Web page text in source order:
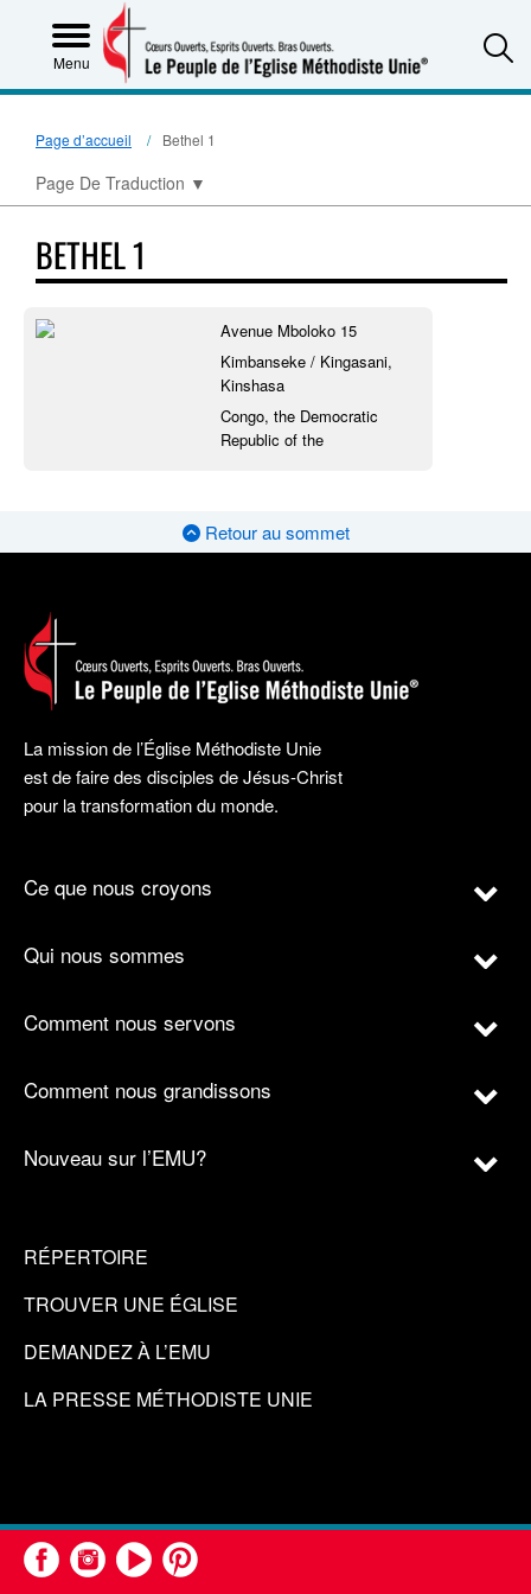
Menu
Page d’accueil Bethel 1
Page De Traduction ▼
BETHEL 1
Avenue Mboloko 15
Kimbanseke / Kingasani,
Kinshasa
Congo, the Democratic
Republic of the
Retour au sommet
La mission de l’Église Méthodiste Unie
est de faire des disciples de Jésus-Christ
pour la transformation du monde.
Ce que nous croyons
Qui nous sommes
Comment nous servons
Comment nous grandissons
Nouveau sur l’EMU?
RÉPERTOIRE
TROUVER UNE ÉGLISE
DEMANDEZ À L’EMU
LA PRESSE MÉTHODISTE UNIE